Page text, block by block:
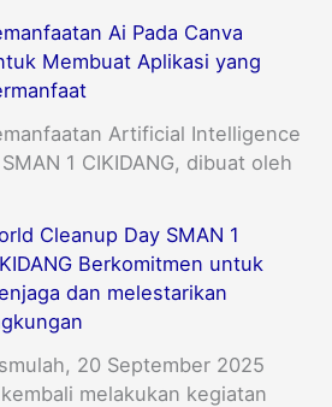
Ai Pada Canva
Membuat Aplikasi yang
Artificial Intelligence
1 CIKIDANG, dibuat oleh
Cleanup Day SMAN 1
Berkomitmen untuk
dan melestarikan
20 September 2025
kembali melakukan kegiatan